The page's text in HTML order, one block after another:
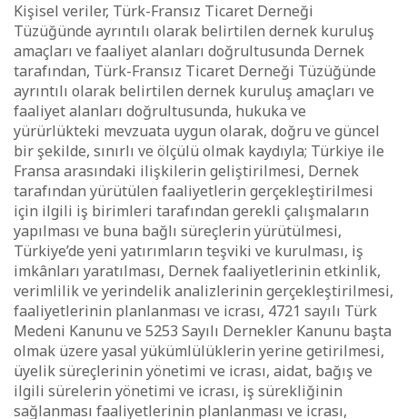
Kişisel veriler, Türk-Fransız Ticaret Derneği
Tüzüğünde ayrıntılı olarak belirtilen dernek kuruluş
amaçları ve faaliyet alanları doğrultusunda Dernek
tarafından, Türk-Fransız Ticaret Derneği Tüzüğünde
ayrıntılı olarak belirtilen dernek kuruluş amaçları ve
faaliyet alanları doğrultusunda, hukuka ve
yürürlükteki mevzuata uygun olarak, doğru ve güncel
bir şekilde, sınırlı ve ölçülü olmak kaydıyla; Türkiye ile
Fransa arasındaki ilişkilerin geliştirilmesi, Dernek
tarafından yürütülen faaliyetlerin gerçekleştirilmesi
için ilgili iş birimleri tarafından gerekli çalışmaların
yapılması ve buna bağlı süreçlerin yürütülmesi,
Türkiye’de yeni yatırımların teşviki ve kurulması, iş
imkânları yaratılması, Dernek faaliyetlerinin etkinlik,
verimlilik ve yerindelik analizlerinin gerçekleştirilmesi,
faaliyetlerinin planlanması ve icrası, 4721 sayılı Türk
Medeni Kanunu ve 5253 Sayılı Dernekler Kanunu başta
olmak üzere yasal yükümlülüklerin yerine getirilmesi,
üyelik süreçlerinin yönetimi ve icrası, aidat, bağış ve
ilgili sürelerin yönetimi ve icrası, iş sürekliğinin
sağlanması faaliyetlerinin planlanması ve icrası,